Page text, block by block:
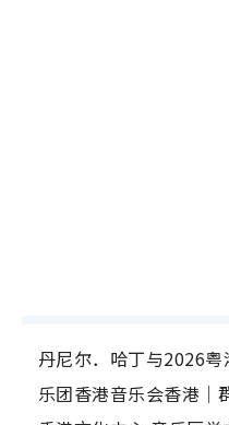
丹尼尔．哈丁与2026
乐团香港音乐会香港｜